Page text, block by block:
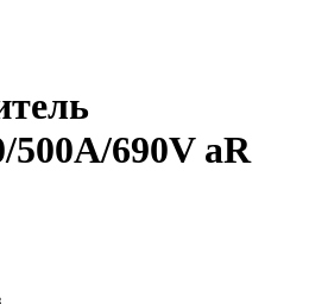
500A/690V aR